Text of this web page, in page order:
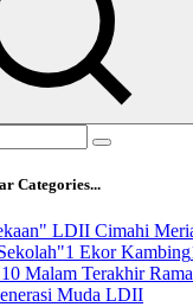
Categories...
LDII Cimahi
1 Ekor Kambing
10 Malam Terakhir
Muda LDII